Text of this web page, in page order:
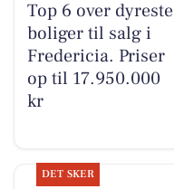
Top 6 over dyreste
boliger til salg i
Fredericia. Priser
op til 17.950.000
kr
DET SKER